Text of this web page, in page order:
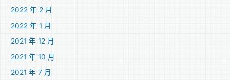
2022 年 2 月
2022 年 1 月
2021 年 12 月
2021 年 10 月
2021 年 7 月